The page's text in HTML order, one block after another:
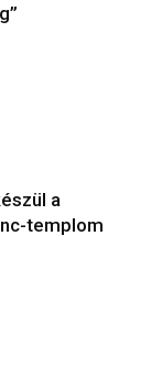
a
templom